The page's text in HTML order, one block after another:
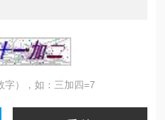
字），如：三加四=7